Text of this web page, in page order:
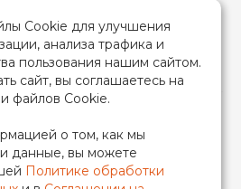
сантехника, Все права
защищены
Надежда Николаевна
319500700011740
Cookie для улучшения
анализа трафика и
пользования нашим сайтом.
сайт, вы соглашаетесь на
файлов Cookie.
о том, как мы
данные, вы можете
Политике обработки